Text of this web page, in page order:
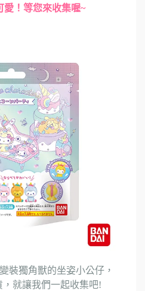
愛！等您來收集喔~
裝獨角獸的坐姿小公仔，
就讓我們一起收集吧!